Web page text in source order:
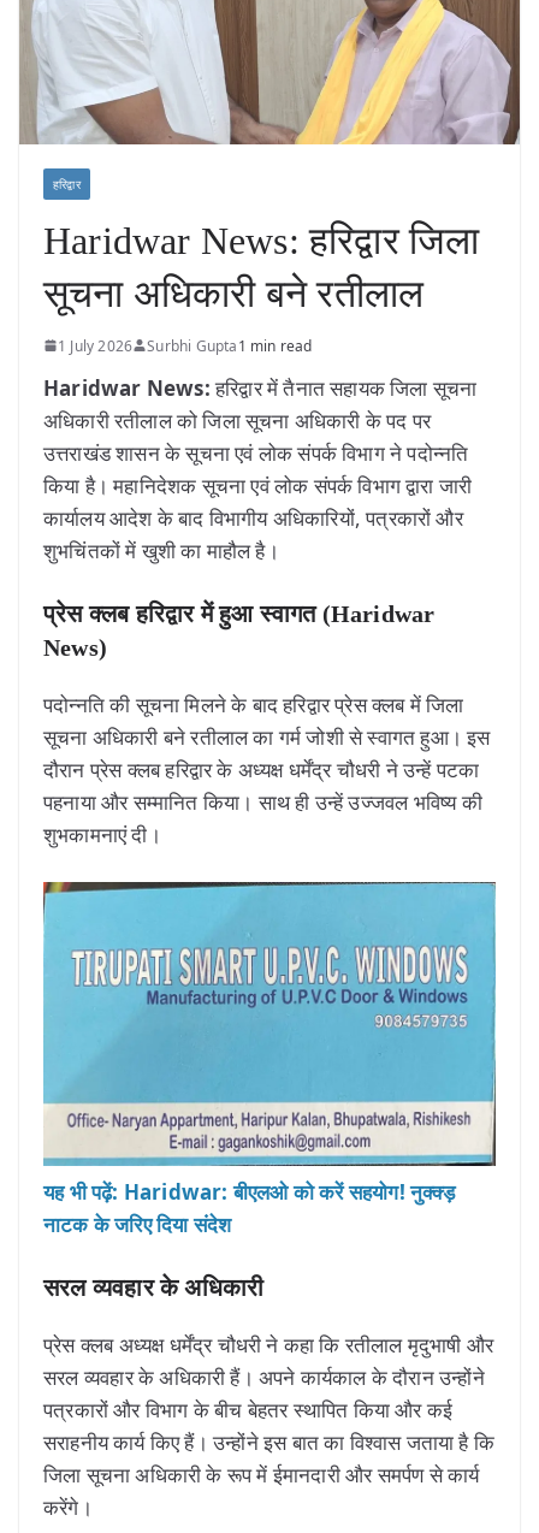
हरिद्वार
Haridwar News: हरिद्वार जिला
सूचना अधिकारी बने रतीलाल
1 July 2026 Surbhi Gupta1 min read
Haridwar News:हरिद्वार में तैनात सहायक जिला सूचना
अधिकारी रतीलाल को जिला सूचना अधिकारी के पद पर
उत्तराखंड शासन के सूचना एवं लोक संपर्क विभाग ने पदोन्नति
किया है। महानिदेशक सूचना एवं लोक संपर्क विभाग द्वारा जारी
कार्यालय आदेश के बाद विभागीय अधिकारियों, पत्रकारों और
शुभचिंतकों में खुशी का माहौल है।
प्रेस क्लब हरिद्वार में हुआ स्वागत (Haridwar
News)
पदोन्नति की सूचना मिलने के बाद हरिद्वार प्रेस क्लब में जिला
सूचना अधिकारी बने रतीलाल का गर्म जोशी से स्वागत हुआ। इस
दौरान प्रेस क्लब हरिद्वार के अध्यक्ष धर्मेंद्र चौधरी ने उन्हें पटका
पहनाया और सम्मानित किया। साथ ही उन्हें उज्जवल भविष्य की
शुभकामनाएं दी।
यह भी पढ़ें: Haridwar: बीएलओ को करें सहयोग! नुक्क्ड़
नाटक के जरिए दिया संदेश
सरल व्यवहार के अधिकारी
प्रेस क्लब अध्यक्ष धर्मेंद्र चौधरी ने कहा कि रतीलाल मृदुभाषी और
सरल व्यवहार के अधिकारी हैं। अपने कार्यकाल के दौरान उन्होंने
पत्रकारों और विभाग के बीच बेहतर स्थापित किया और कई
सराहनीय कार्य किए हैं। उन्होंने इस बात का विश्वास जताया है कि
जिला सूचना अधिकारी के रूप में ईमानदारी और समर्पण से कार्य
करेंगे।